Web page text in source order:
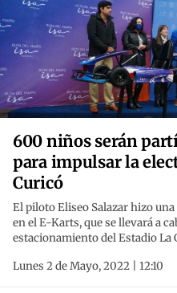
600 niños serán
para impulsar la
Curicó
El piloto Eliseo Salazar hizo
en el E-Karts, que se llevará a
estacionamiento del Estadio La
Lunes 2 de Mayo, 2022 | 12:10